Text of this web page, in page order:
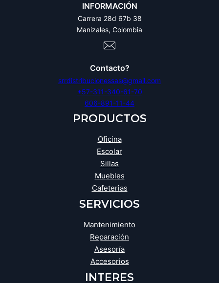
INFORMACIÓN
Carrera 28d 67b 38
Manizales, Colombia
Contacto?
srrdistribucionessas@gmail.com
+57-311-340-61-70
606-891-11-44
PRODUCTOS
Oficina
Escolar
Sillas
Muebles
Cafeterias
SERVICIOS
Mantenimiento
Reparación
Asesoría
Accesorios
INTERES